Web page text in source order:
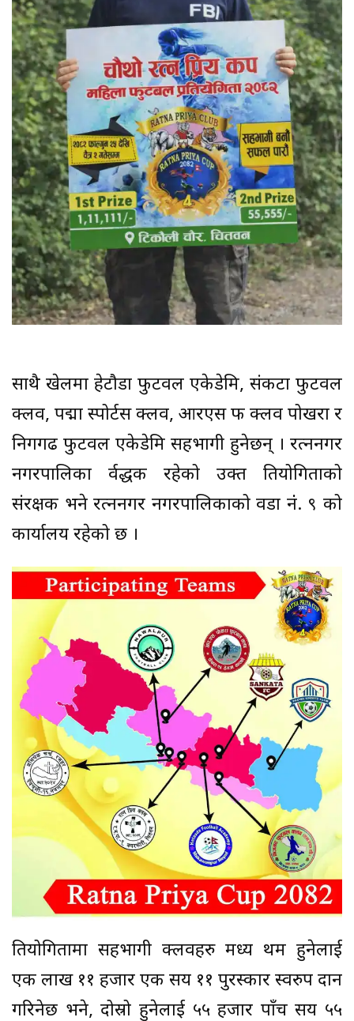
साथै खेलमा हेटौडा फुटवल एकेडेमि, संकटा फुटवल
क्लव, पद्मा स्पोर्टस क्लव, आरएस फ क्लव पोखरा र
निगगढ फुटवल एकेडेमि सहभागी हुनेछन् । रत्ननगर
नगरपालिका प्रर्वद्धक रहेको उक्त प्रतियोगिताको
संरक्षक भने रत्ननगर नगरपालिकाको वडा नंं. ९ को
कार्यालय रहेको छ ।
प्रतियोगितामा सहभागी क्लवहरु मध्य प्रथम हुनेलाई
एक लाख ११ हजार एक सय ११ पुरस्कार स्वरुप प्रदान
गरिनेछ भने, दोस्रो हुनेलाई ५५ हजार पाँच सय ५५